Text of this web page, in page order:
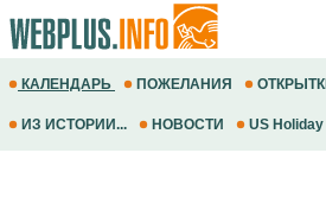
КАЛЕНДАРЬ ПОЖЕЛАНИЯ
ИЗ ИСТОРИИ... НОВОСТИ US